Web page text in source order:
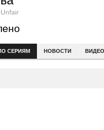
СЕРИЯМ НОВОСТИ ВИДЕО